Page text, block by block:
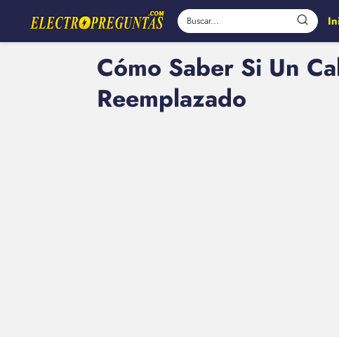
Cómo Saber Si Un
Reemplazado